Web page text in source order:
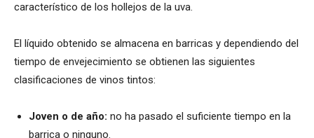
característico de los hollejos de la uva.
El líquido obtenido se almacena en barricas y dependiendo del
tiempo de envejecimiento se obtienen las siguientes
clasificaciones de vinos tintos:
Joven o de año: no ha pasado el suficiente tiempo en la
barrica o ninguno.